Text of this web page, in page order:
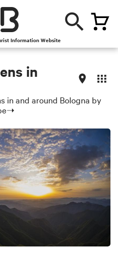
Information Website
in
in and around Bologna by